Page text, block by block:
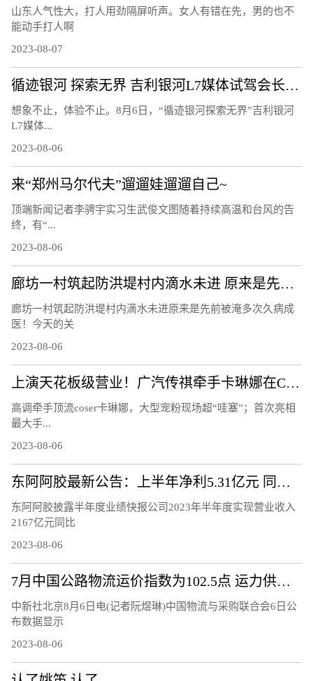
山东人气性大，打人用劲隔屏听声。女人有错在先，男的也不
能动手打人啊
2023-08-07
循迹银河 探索无界 吉利银河L7媒体试驾会长春站圆满结束！
想象不止，体验不止。8月6日，“循迹银河探索无界”吉利银河
L7媒体...
2023-08-06
来“郑州马尔代夫”遛遛娃遛遛自己~
顶端新闻记者李骋宇实习生武俊文图随着持续高温和台风的告
终，有“...
2023-08-06
廊坊一村筑起防洪堤村内滴水未进 原来是先前被淹多次久病成医！
廊坊一村筑起防洪堤村内滴水未进原来是先前被淹多次久病成
医！今天的关
2023-08-06
上演天花板级营业！广汽传祺牵手卡琳娜在ChinaJoy鲨疯了！
高调牵手顶流coser卡琳娜，大型宠粉现场超“哇塞”；首次亮相
最大手...
2023-08-06
东阿阿胶最新公告：上半年净利5.31亿元 同比增72.29%
东阿阿胶披露半年度业绩快报公司2023年半年度实现营业收入
2167亿元同比
2023-08-06
7月中国公路物流运价指数为102.5点 运力供给呈现较充足态势
中新社北京8月6日电(记者阮煜琳)中国物流与采购联合会6日公
布数据显示
2023-08-06